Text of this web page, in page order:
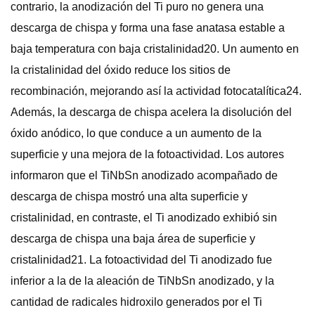
contrario, la anodización del Ti puro no genera una
descarga de chispa y forma una fase anatasa estable a
baja temperatura con baja cristalinidad20. Un aumento en
la cristalinidad del óxido reduce los sitios de
recombinación, mejorando así la actividad fotocatalítica24.
Además, la descarga de chispa acelera la disolución del
óxido anódico, lo que conduce a un aumento de la
superficie y una mejora de la fotoactividad. Los autores
informaron que el TiNbSn anodizado acompañado de
descarga de chispa mostró una alta superficie y
cristalinidad, en contraste, el Ti anodizado exhibió sin
descarga de chispa una baja área de superficie y
cristalinidad21. La fotoactividad del Ti anodizado fue
inferior a la de la aleación de TiNbSn anodizado, y la
cantidad de radicales hidroxilo generados por el Ti